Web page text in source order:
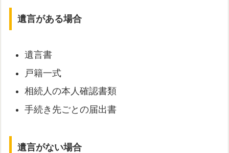
遺言がある場合
遺言書
戸籍一式
相続人の本人確認書類
手続き先ごとの届出書
遺言がない場合